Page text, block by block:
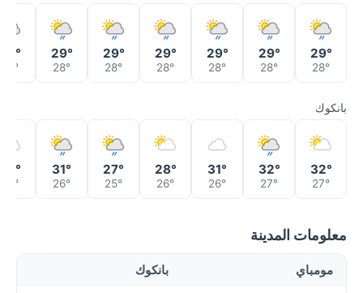
29°
28°
29°
28°
29°
28°
29°
28°
29°
28°
29°
28°
27°
بانكوك
32°
27°
32°
27°
31°
26°
28°
26°
27°
25°
31°
26°
26°
معلومات المدينة
مومباي بانكوك